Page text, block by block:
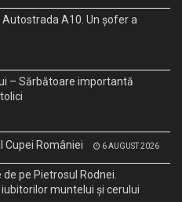
A10. Un șofer a
– Sărbătoare importantă
Cupei României 6 AUGUST 2026
pe Pietrosul Rodnei.
muntelui și cerului